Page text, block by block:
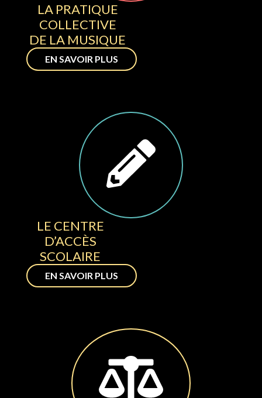
LA PRATIQUE
COLLECTIVE
DE LA MUSIQUE
EN SAVOIR PLUS
LE CENTRE
D’ACCÈS
SCOLAIRE
EN SAVOIR PLUS